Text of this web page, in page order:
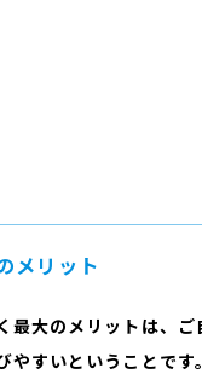
メリット
最大のメリットは、ご
やすいということです